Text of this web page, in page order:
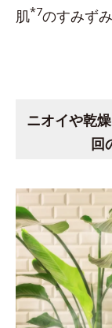
肌*7のすみず
ニオイや乾
回